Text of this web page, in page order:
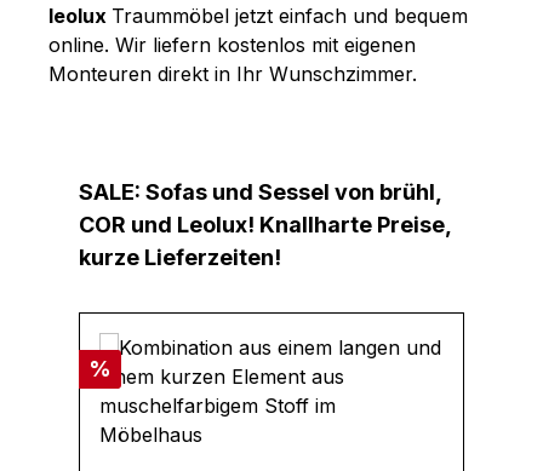
leolux Traummöbel jetzt einfach und bequem
online. Wir liefern kostenlos mit eigenen
Monteuren direkt in Ihr Wunschzimmer.
Produktgalerie überspringen
SALE: Sofas und Sessel von brühl,
COR und Leolux! Knallharte Preise,
kurze Lieferzeiten!
Rabatt
%